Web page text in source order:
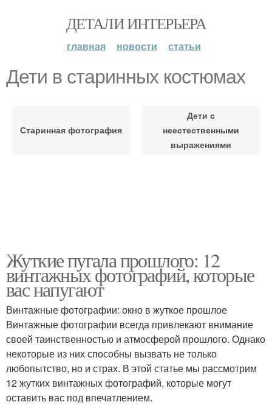
ДЕТАЛИ ИНТЕРЬЕРА
главная новости статьи
Дети в старинных костюмах
Старинная фотография
Дети с
неестественными
выражениями
Жуткие пугала прошлого: 12
винтажных фотографий, которые
вас напугают
Винтажные фотографии: окно в жуткое прошлое
Винтажные фотографии всегда привлекают внимание
своей таинственностью и атмосферой прошлого. Однако
некоторые из них способны вызвать не только
любопытство, но и страх. В этой статье мы рассмотрим
12 жутких винтажных фотографий, которые могут
оставить вас под впечатлением.